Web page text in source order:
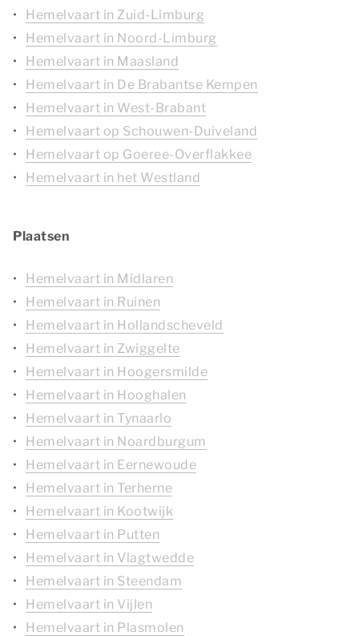
Hemelvaart in Zuid-Limburg
Hemelvaart in Noord-Limburg
Hemelvaart in Maasland
Hemelvaart in De Brabantse Kempen
Hemelvaart in West-Brabant
Hemelvaart op Schouwen-Duiveland
Hemelvaart op Goeree-Overflakkee
Hemelvaart in het Westland
Plaatsen
Hemelvaart in Midlaren
Hemelvaart in Ruinen
Hemelvaart in Hollandscheveld
Hemelvaart in Zwiggelte
Hemelvaart in Hoogersmilde
Hemelvaart in Hooghalen
Hemelvaart in Tynaarlo
Hemelvaart in Noardburgum
Hemelvaart in Eernewoude
Hemelvaart in Terherne
Hemelvaart in Kootwijk
Hemelvaart in Putten
Hemelvaart in Vlagtwedde
Hemelvaart in Steendam
Hemelvaart in Vijlen
Hemelvaart in Plasmolen